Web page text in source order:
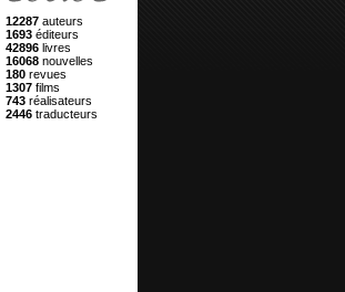
12287 auteurs
1693 éditeurs
42896 livres
16068 nouvelles
180 revues
1307 films
743 réalisateurs
2446 traducteurs